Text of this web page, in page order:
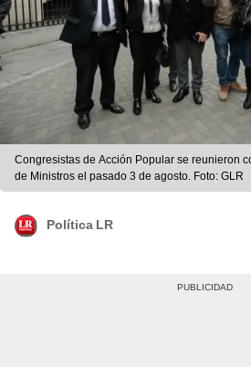
Congresistas de Acción Popular se reunieron
de Ministros el pasado 3 de agosto. Foto: GLR
Política LR